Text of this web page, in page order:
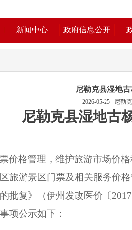
新闻中心 政府信息公开
尼勒克县湿地
2026-05-25 尼勒
尼勒克县湿地古
价格管理，维护旅游市场价
旅游景区门票及相关服务价
批复》（伊州发改医价〔2017
项公示如下：